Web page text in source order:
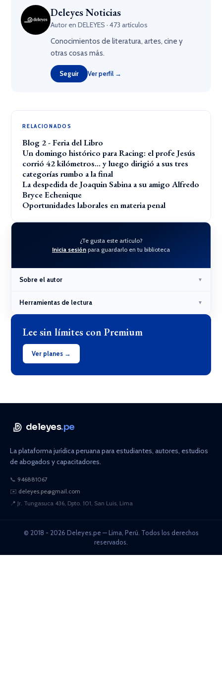
Deleyes Noticias
Autor en DELEYES · 473 artículos
Conocimientos de literatura, artes, cine y
otras cosas más.
Seguir Ver perfil →
RELACIONADOS
Blog 2 - Feria del Libro
Un domingo histórico para Racing: el profe Jesús
corrió 42 kilómetros… y luego dirigió a sus tres
categorías rumbo a la final
La despedida de Joaquin Sabina a su amigo Alfredo
Bryce Echenique
Oportunidades laborales en materia penal
¿Te gusta este artículo?
Inicia sesión para guardarlo en tu biblioteca
Sobre el autor ▼
Herramientas de lectura ▼
Lee sin límites con Premium
Ver planes →
deleyes.pe
La plataforma jurídica peruana para estudiantes, autores, estudios
de abogados y capacitadores.
📞 946881067
✉️ deleyes.pe@gmail.com
📍 Jr. Tungasuca 436, Dpto. 101, San Luis, Lima
© 2018 - 2026 Deleyes.pe — Lima, Perú. Todos los derechos
reservados.